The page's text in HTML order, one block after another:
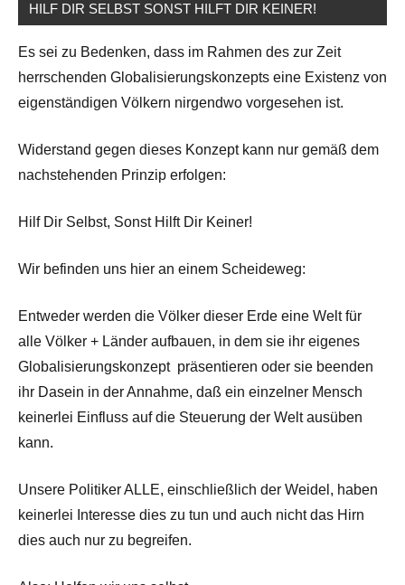
HILF DIR SELBST SONST HILFT DIR KEINER!
Es sei zu Bedenken, dass im Rahmen des zur Zeit
herrschenden Globalisierungskonzepts eine Existenz von
eigenständigen Völkern nirgendwo vorgesehen ist.
Widerstand gegen dieses Konzept kann nur gemäß dem
nachstehenden Prinzip erfolgen:
Hilf Dir Selbst, Sonst Hilft Dir Keiner!
Wir befinden uns hier an einem Scheideweg:
Entweder werden die Völker dieser Erde eine Welt für
alle Völker + Länder aufbauen, in dem sie ihr eigenes
Globalisierungskonzept präsentieren oder sie beenden
ihr Dasein in der Annahme, daß ein einzelner Mensch
keinerlei Einfluss auf die Steuerung der Welt ausüben
kann.
Unsere Politiker ALLE, einschließlich der Weidel, haben
keinerlei Interesse dies zu tun und auch nicht das Hirn
dies auch nur zu begreifen.